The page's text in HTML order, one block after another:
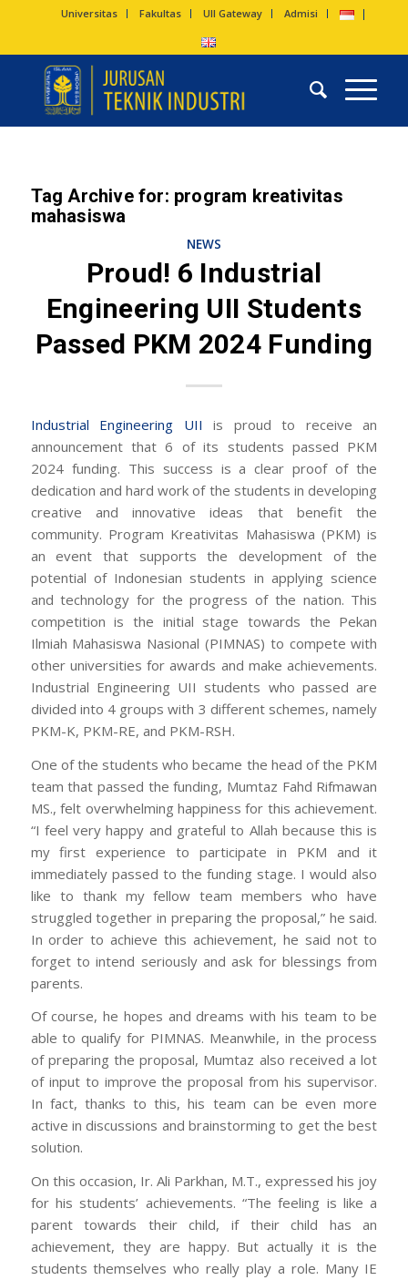
Universitas Fakultas UII Gateway Admisi
Tag Archive for: program kreativitas
mahasiswa
NEWS
Proud! 6 Industrial
Engineering UII Students
Passed PKM 2024 Funding
Industrial Engineering UII is proud to receive an
announcement that 6 of its students passed PKM
2024 funding. This success is a clear proof of the
dedication and hard work of the students in developing
creative and innovative ideas that benefit the
community. Program Kreativitas Mahasiswa (PKM) is
an event that supports the development of the
potential of Indonesian students in applying science
and technology for the progress of the nation. This
competition is the initial stage towards the Pekan
Ilmiah Mahasiswa Nasional (PIMNAS) to compete with
other universities for awards and make achievements.
Industrial Engineering UII students who passed are
divided into 4 groups with 3 different schemes, namely
PKM-K, PKM-RE, and PKM-RSH.
One of the students who became the head of the PKM
team that passed the funding, Mumtaz Fahd Rifmawan
MS., felt overwhelming happiness for this achievement.
“I feel very happy and grateful to Allah because this is
my first experience to participate in PKM and it
immediately passed to the funding stage. I would also
like to thank my fellow team members who have
struggled together in preparing the proposal,” he said.
In order to achieve this achievement, he said not to
forget to intend seriously and ask for blessings from
parents.
Of course, he hopes and dreams with his team to be
able to qualify for PIMNAS. Meanwhile, in the process
of preparing the proposal, Mumtaz also received a lot
of input to improve the proposal from his supervisor.
In fact, thanks to this, his team can be even more
active in discussions and brainstorming to get the best
solution.
On this occasion, Ir. Ali Parkhan, M.T., expressed his joy
for his students’ achievements. “The feeling is like a
parent towards their child, if their child has an
achievement, they are happy. But actually it is the
students themselves who really play a role. Many IE